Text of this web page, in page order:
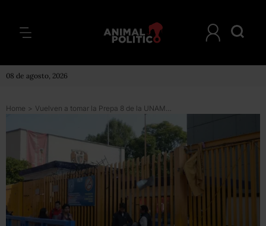
08 de agosto, 2026
Home > Vuelven a tomar la Prepa 8 de la UNAM, las clases ya se habían reanudado